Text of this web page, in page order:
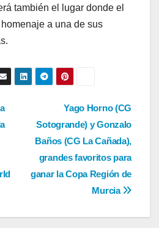
también el lugar donde el
a una de sus
Yago Horno (CG
Sotogrande) y Gonzalo
Baños (CG La Cañada),
grandes favoritos para
ganar la Copa Región de
Murcia